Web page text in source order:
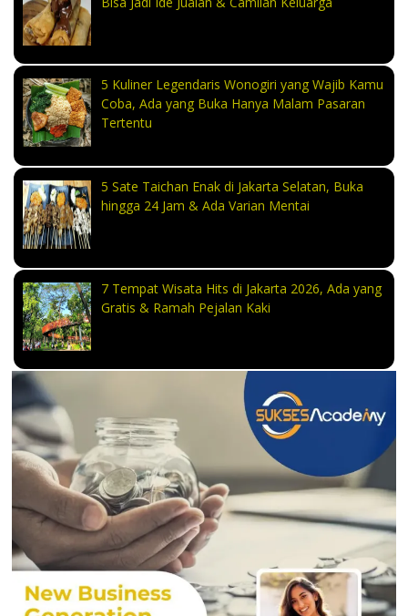
5 Kuliner Legendaris Wonogiri yang Wajib Kamu
Coba, Ada yang Buka Hanya Malam Pasaran
Tertentu
5 Sate Taichan Enak di Jakarta Selatan, Buka
hingga 24 Jam & Ada Varian Mentai
7 Tempat Wisata Hits di Jakarta 2026, Ada yang
Gratis & Ramah Pejalan Kaki